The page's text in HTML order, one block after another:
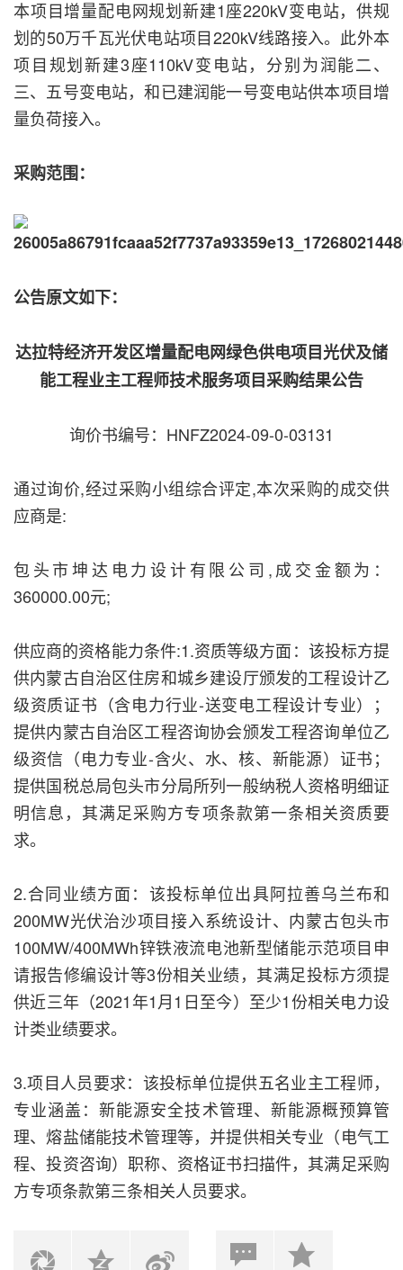
本项目增量配电网规划新建1座220kV变电站，供规
划的50万千瓦光伏电站项目220kV线路接入。此外本
项目规划新建3座110kV变电站，分别为润能二、
三、五号变电站，和已建润能一号变电站供本项目增
量负荷接入。
采购范围：
公告原文如下：
达拉特经济开发区增量配电网绿色供电项目光伏及储
能工程业主工程师技术服务项目采购结果公告
询价书编号：HNFZ2024-09-0-03131
通过询价,经过采购小组综合评定,本次采购的成交供
应商是:
包头市坤达电力设计有限公司,成交金额为：
360000.00元;
供应商的资格能力条件:1.资质等级方面：该投标方提
供内蒙古自治区住房和城乡建设厅颁发的工程设计乙
级资质证书（含电力行业-送变电工程设计专业）；
提供内蒙古自治区工程咨询协会颁发工程咨询单位乙
级资信（电力专业-含火、水、核、新能源）证书；
提供国税总局包头市分局所列一般纳税人资格明细证
明信息，其满足采购方专项条款第一条相关资质要
求。
2.合同业绩方面：该投标单位出具阿拉善乌兰布和
200MW光伏治沙项目接入系统设计、内蒙古包头市
100MW/400MWh锌铁液流电池新型储能示范项目申
请报告修编设计等3份相关业绩，其满足投标方须提
供近三年（2021年1月1日至今）至少1份相关电力设
计类业绩要求。
3.项目人员要求：该投标单位提供五名业主工程师，
专业涵盖：新能源安全技术管理、新能源概预算管
理、熔盐储能技术管理等，并提供相关专业（电气工
程、投资咨询）职称、资格证书扫描件，其满足采购
方专项条款第三条相关人员要求。